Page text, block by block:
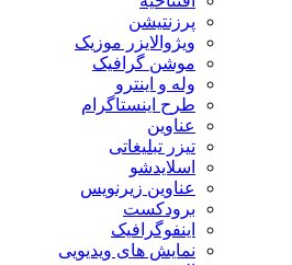
پرزنتیشن
ویژوالایزر موزیک
موشن گرافیک
وله و اینترو
طرح اینستاگرام
عناوین
تیزر تبلیغاتی
اسلایدشو
عناوین زیرنویس
برودکست
اینفوگرافیک
نمایش های ویدیویی